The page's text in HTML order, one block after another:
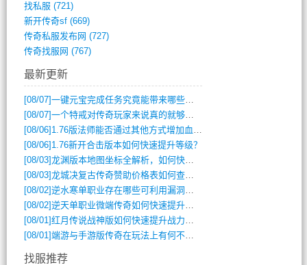
找私服 (721)
新开传奇sf(669)
传奇私服发布网 (727)
传奇找服网 (767)
最新更新
[08/07]一键元宝完成任务究竟能带来哪些超值优势？
[08/07]一个特戒对传奇玩家来说真的就够用了吗？
[08/06] 1.76版法师能否通过其他方式增加血量？
[08/06] 1.76新开合击版本如何快速提升等级？
[08/03]龙渊版本地图坐标全解析，如何快速定位BOSS位置？
[08/03]龙城决复古传奇赞助价格表如何查询？
[08/02]逆水寒单职业存在哪些可利用漏洞？如何快速提升战力？
[08/02]逆天单职业微端传奇如何快速提升战力？新手必看攻略
[08/01]红月传说战神版如何快速提升战力？新手攻略全解析？
[08/01]端游与手游版传奇在玩法上有何不同？
找服推荐